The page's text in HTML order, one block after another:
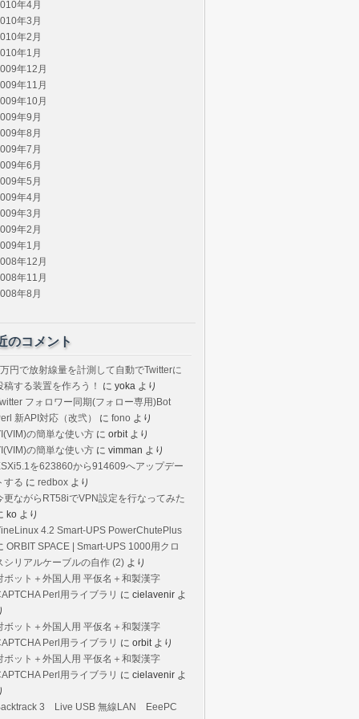
年4月
年3月
年2月
年1月
年12月
年11月
年10月
年9月
年8月
年7月
年6月
年5月
年4月
年3月
年2月
年1月
年12月
年11月
年8月
のコメント
円で放射線量を計測して自動でTwitterに
稿する装置を作ろう！
に yoka より
フォロワー同期(フォロー専用)Bot
新API対応（改弐）
に fono より
の簡単な使い方 に orbitより
の簡単な使い方 に vimman より
を623860から914609へアップデー
する に redbox より
更ながらRT58iでVPN設定を行なってみた
ko より
4.2 Smart-UPS PowerChutePlus
ORBIT SPACE | Smart-UPS 1000用クロ
シリアルケーブルの自作 (2) より
ボット＋外国人用 平仮名＋和製漢字
Perl用ライブラリ に cielavenir よ
ボット＋外国人用 平仮名＋和製漢字
Perl用ライブラリ に orbitより
ボット＋外国人用 平仮名＋和製漢字
Perl用ライブラリ に cielavenir よ
3 Live USB 無線LAN EeePC